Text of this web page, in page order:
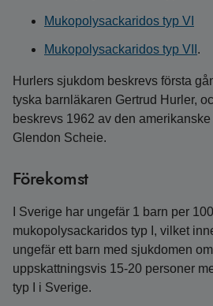
Mukopolysackaridos typ VI
Mukopolysackaridos typ VII .
Hurlers sjukdom beskrevs första
tyska barnläkaren Gertrud Hurler,
beskrevs 1962 av den
Glendon Scheie.
Förekomst
I Sverige har ungefär 1 barn per
mukopolysackaridos typ I, vilket
ungefär ett barn med sjukdomen
uppskattningsvis 15-20 personer
typ I i Sverige.